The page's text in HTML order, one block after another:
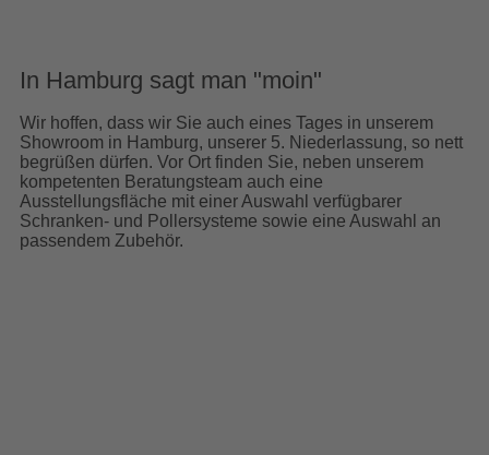
In Hamburg sagt man "moin"
Wir hoffen, dass wir Sie auch eines Tages in unserem
Showroom in Hamburg, unserer 5. Niederlassung, so nett
begrüßen dürfen. Vor Ort finden Sie, neben unserem
kompetenten Beratungsteam auch eine
Ausstellungsfläche mit einer Auswahl verfügbarer
Schranken- und Pollersysteme sowie eine Auswahl an
passendem Zubehör.